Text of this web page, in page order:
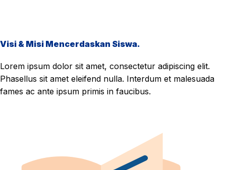
Visi & Misi Mencerdaskan Siswa.
Lorem ipsum dolor sit amet, consectetur adipiscing elit.
Phasellus sit amet eleifend nulla. Interdum et malesuada
fames ac ante ipsum primis in faucibus.